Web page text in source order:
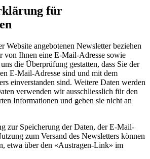
für
Website angebotenen Newsletter beziehen
von Ihnen eine E-Mail-Adresse sowie
die Überprüfung gestatten, dass Sie der
E-Mail-Adresse sind und mit dem
einverstanden sind. Weitere Daten werden
verwenden wir ausschliesslich für den
Informationen und geben sie nicht an
zur Speicherung der Daten, der E-Mail-
zum Versand des Newsletters können
etwa über den «Austragen-Link» im